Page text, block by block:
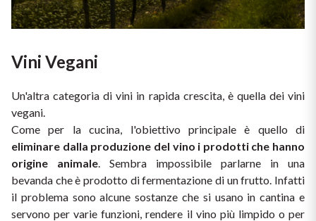
Vini Vegani
Un'altra categoria di vini in rapida crescita, è quella dei vini
vegani.
eliminare dalla produzione del vino i prodotti che hanno
origine animale. Sembra impossibile parlarne in una
bevanda che è prodotto di fermentazione di un frutto. Infatti
il problema sono alcune sostanze che si usano in cantina e
servono per varie funzioni, rendere il vino più limpido o per